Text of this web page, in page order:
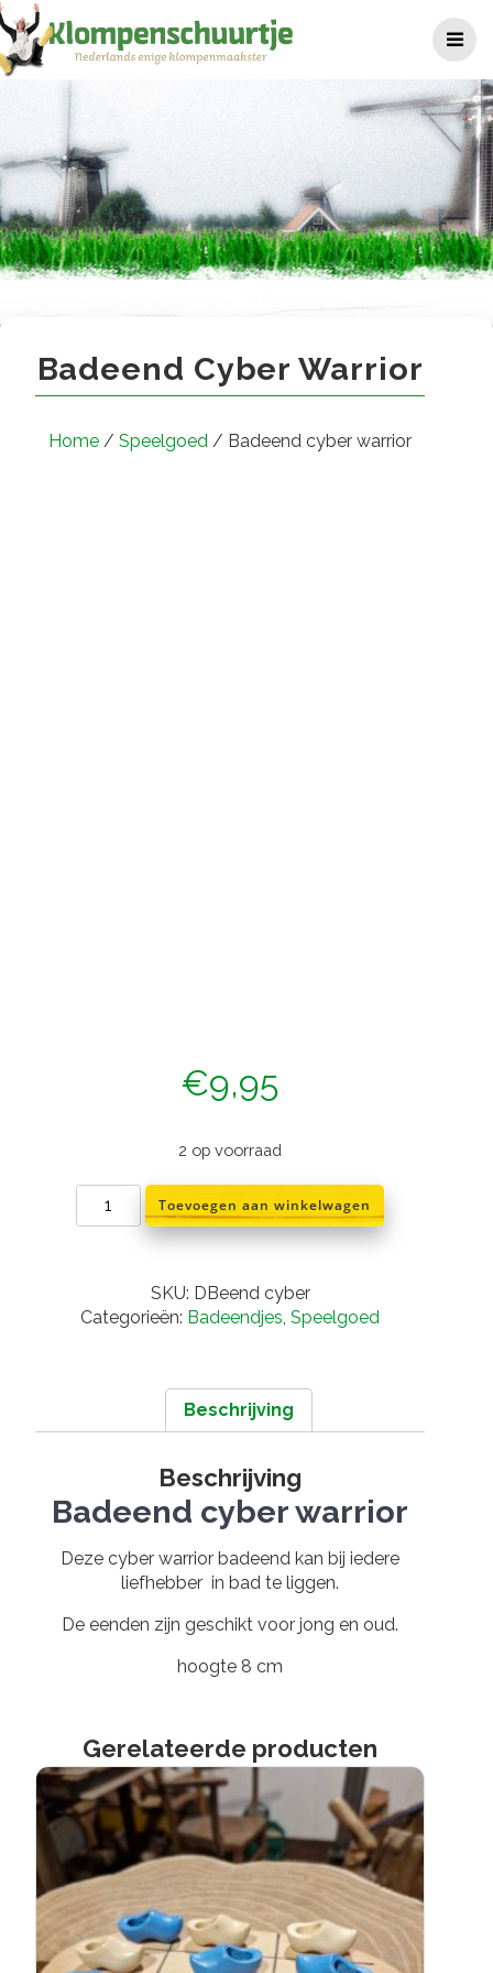
naar
de
Badeend cyber warrior
Badeend Cyber Warrior
Home / Speelgoed / Badeend cyber warrior
€9,95
2 op voorraad
Badeend
cyber
warrior
Toevoegen aan winkelwagen
SKU: DBeend cyber
Categorieën: Badeendjes, Speelgoed
Beschrijving
Beschrijving
Badeend cyber warrior
Deze cyber warrior badeend kan bij iedere
liefhebber in bad te liggen.
De eenden zijn geschikt voor jong en oud.
hoogte 8 cm
Gerelateerde producten